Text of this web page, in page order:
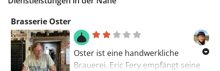
Circuit Spa-Francorchamps entfernt.
Brasserie Oster
Oster ist eine handwerkliche
Brauerei. Eric Fery empfängt seine